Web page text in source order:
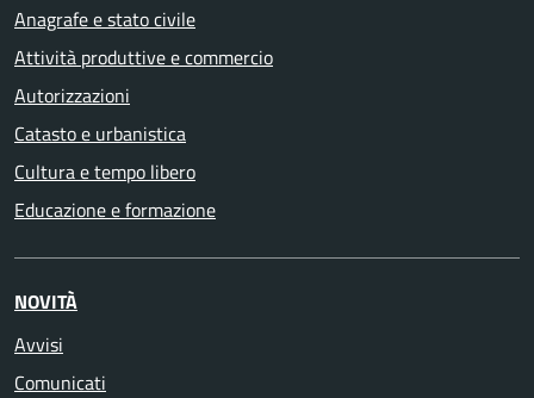
Anagrafe e stato civile
Attività produttive e commercio
Autorizzazioni
Catasto e urbanistica
Cultura e tempo libero
Educazione e formazione
NOVITÀ
Avvisi
Comunicati